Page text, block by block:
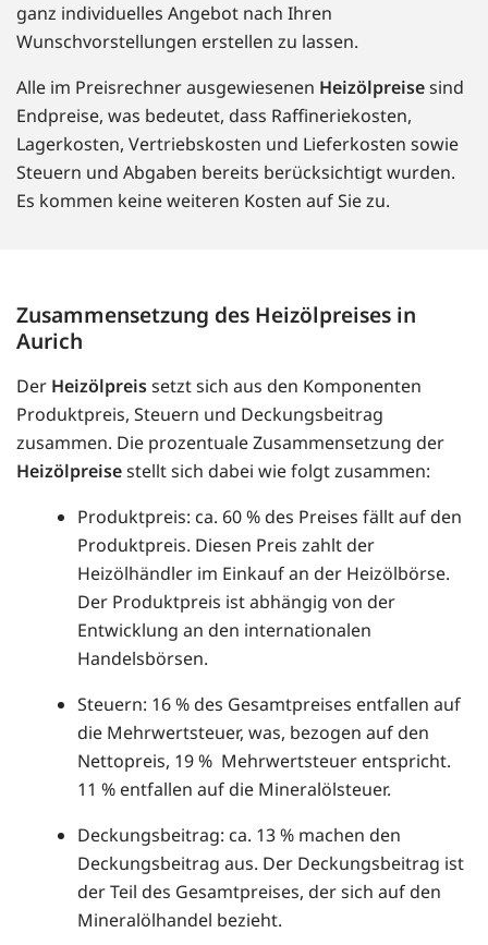
ganz individuelles Angebot nach Ihren
Wunschvorstellungen erstellen zu lassen.
Alle im Preisrechner ausgewiesenen Heizölpreisesind
Endpreise, was bedeutet, dass Raffineriekosten,
Lagerkosten, Vertriebskosten und Lieferkosten sowie
Steuern und Abgaben bereits berücksichtigt wurden.
Es kommen keine weiteren Kosten auf Sie zu.
Zusammensetzung des Heizölpreises in
Aurich
Der Heizölpreissetzt sich aus den Komponenten
Produktpreis, Steuern und Deckungsbeitrag
zusammen. Die prozentuale Zusammensetzung der
Heizölpreisestellt sich dabei wie folgt zusammen:
Produktpreis: ca. 60 % des Preises fällt auf den
Produktpreis. Diesen Preis zahlt der
Heizölhändler im Einkauf an der Heizölbörse.
Der Produktpreis ist abhängig von der
Entwicklung an den internationalen
Handelsbörsen.
Steuern: 16 % des Gesamtpreises entfallen auf
die Mehrwertsteuer, was, bezogen auf den
Nettopreis, 19 % Mehrwertsteuer entspricht.
11 % entfallen auf die Mineralölsteuer.
Deckungsbeitrag: ca. 13 % machen den
Deckungsbeitrag aus. Der Deckungsbeitrag ist
der Teil des Gesamtpreises, der sich auf den
Mineralölhandel bezieht.